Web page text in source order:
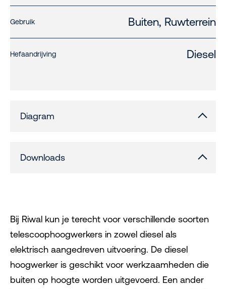
Gebruik Buiten, Ruwterrein
Hefaandrijving Diesel
Diagram
Downloads
Bij Riwal kun je terecht voor verschillende soorten
telescoophoogwerkers in zowel diesel als
elektrisch aangedreven uitvoering. De diesel
hoogwerker is geschikt voor werkzaamheden die
buiten op hoogte worden uitgevoerd. Een ander